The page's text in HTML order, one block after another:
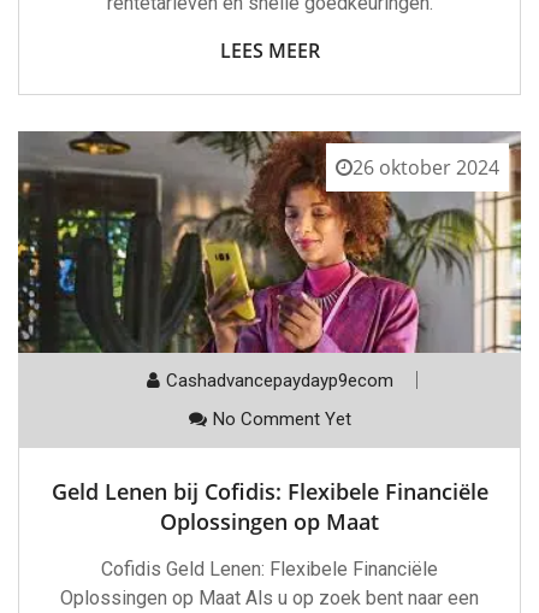
LEES MEER
26 oktober 2024
Cashadvancepaydayp9ecom
No Comment Yet
Geld Lenen bij Cofidis: Flexibele Financiële
Oplossingen op Maat
Cofidis Geld Lenen: Flexibele Financiële
Oplossingen op Maat Als u op zoek bent naar een